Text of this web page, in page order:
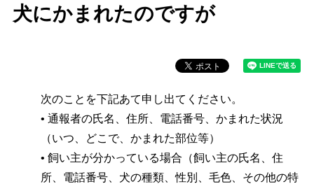
犬にかまれたのですが
次のことを下記あて申し出てください。
• 通報者の氏名、住所、電話番号、かまれた状況
（いつ、どこで、かまれた部位等）
• 飼い主が分かっている場合（飼い主の氏名、住
所、電話番号、犬の種類、性別、毛色、その他の特